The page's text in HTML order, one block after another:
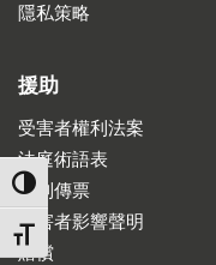
TOGGLE HIGH CONTRAST
TOGGLE FONT SIZE
隱私策略
援助
受害者權利法案
法庭術語表
收到傳票
受害者影響聲明
賠償